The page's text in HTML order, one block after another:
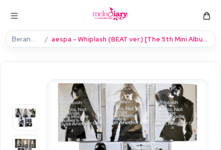
Beranda aespa - Whiplash (BEAT ver.) [The 5th Mini Album]